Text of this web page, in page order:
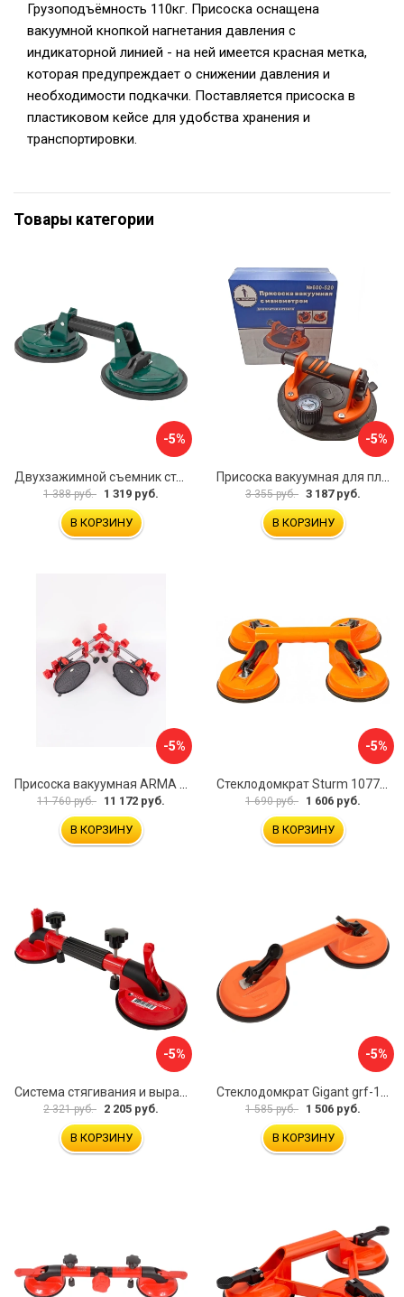
Грузоподъёмность 110кг. Присоска оснащена
вакуумной кнопкой нагнетания давления с
индикаторной линией - на ней имеется красная метка,
которая предупреждает о снижении давления и
необходимости подкачки. Поставляется присоска в
пластиковом кейсе для удобства хранения и
транспортировки.
Товары категории
-5%
Двухзажимной съемник стекол Rockforce RF-63404(18564)
1 388 руб. 1 319 руб.
В КОРЗИНУ
-5%
3 355 руб. 3 187 руб.
В КОРЗИНУ
-5%
Присоска вакуумная ARMA P625A
11 760 руб. 11 172 руб.
В КОРЗИНУ
-5%
Стеклодомкрат Sturm 1077-06-04
1 690 руб. 1 606 руб.
В КОРЗИНУ
-5%
2 321 руб. 2 205 руб.
В КОРЗИНУ
-5%
1 585 руб. 1 506 руб.
В КОРЗИНУ